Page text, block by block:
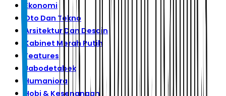
Ekonomi
Oto Dan Tekno
Arsitektur Dan Desain
Kabinet Merah Putih
Features
Jabodetabek
Humaniora
Hobi & Kesenangan